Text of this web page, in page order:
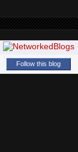
Follow this blog